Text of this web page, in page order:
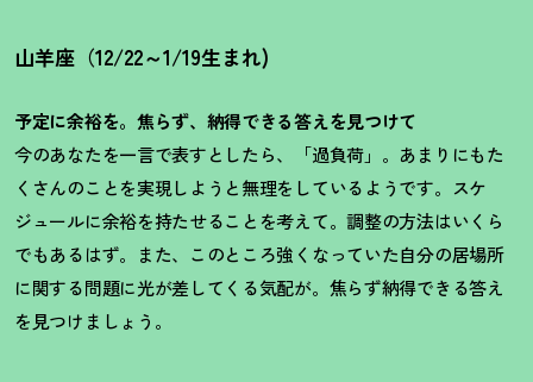
山羊座（12/22～1/19生まれ)
予定に余裕を。焦らず、納得できる答えを見つけて
今のあなたを一言で表すとしたら、「過負荷」。あまりにもた
くさんのことを実現しようと無理をしているようです。スケ
ジュールに余裕を持たせることを考えて。調整の方法はいくら
でもあるはず。また、このところ強くなっていた自分の居場所
に関する問題に光が差してくる気配が。焦らず納得できる答え
を見つけましょう。